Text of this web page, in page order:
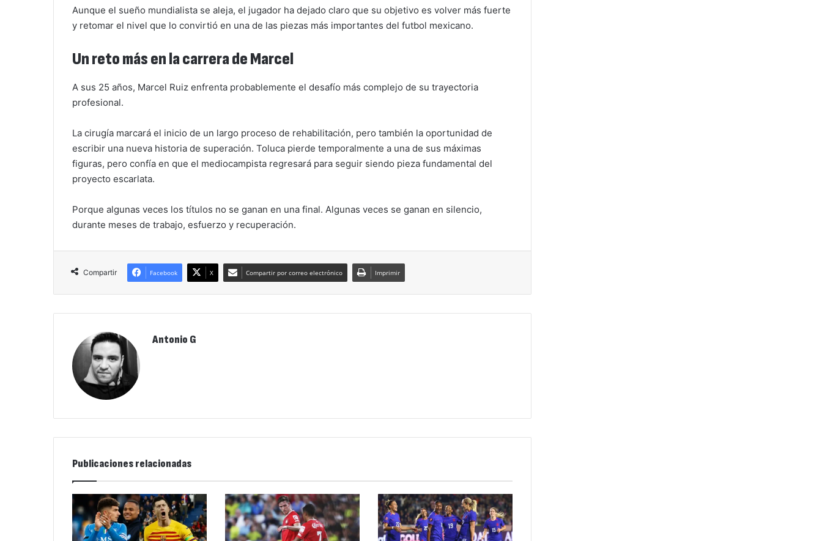
Aunque el sueño mundialista se aleja, el jugador ha dejado claro que su objetivo es volver más fuerte
y retomar el nivel que lo convirtió en una de las piezas más importantes del futbol mexicano.
Un reto más en la carrera de Marcel
A sus 25 años, Marcel Ruiz enfrenta probablemente el desafío más complejo de su trayectoria
profesional.
La cirugía marcará el inicio de un largo proceso de rehabilitación, pero también la oportunidad de
escribir una nueva historia de superación. Toluca pierde temporalmente a una de sus máximas
figuras, pero confía en que el mediocampista regresará para seguir siendo pieza fundamental del
proyecto escarlata.
Porque algunas veces los títulos no se ganan en una final. Algunas veces se ganan en silencio,
durante meses de trabajo, esfuerzo y recuperación.
Compartir Facebook X Compartir por correo electrónico Imprimir
Antonio G
Publicaciones relacionadas